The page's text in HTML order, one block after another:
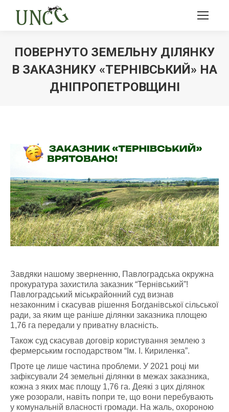
ПОВЕРНУТО ЗЕМЕЛЬНУ ДІЛЯНКУ
В ЗАКАЗНИКУ «ТЕРНІВСЬКИЙ» НА
ДНІПРОПЕТРОВЩИНІ
Завдяки нашому зверненню, Павлоградська окружна
прокуратура захистила заказник “Тернівський”!
Павлоградський міськрайонний суд визнав
незаконним і скасував рішення Богданівської сільської
ради, за яким ще раніше ділянки заказника площею
1,76 га передали у приватну власність.
Також суд скасував договір користування землею з
фермерським господарством “Ім. І. Кириленка”.
Проте це лише частина проблеми. У 2021 році ми
зафіксували 24 земельні ділянки в межах заказника,
кожна з яких має площу 1,76 га. Деякі з цих ділянок
уже розорали, навіть попри те, що вони перебувають
у комунальній власності громади. На жаль, охороною